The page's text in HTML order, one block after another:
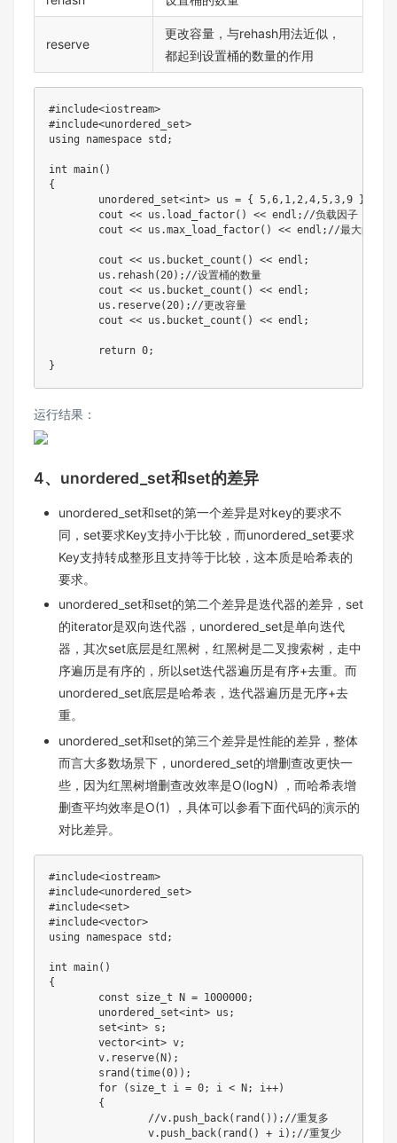
reserve
更改容量，与rehash用法近似，
都起到设置桶的数量的作用
#include<iostream>
#include<unordered_set>
using
namespace std ;
int main( )
{
	unordered_set
<int> us = { 5 ,6 , 1 , 2 ,4 ,5 ,3 ,9 }
	cout
<< us . load_factor( ) << endl ; //负载因子
	cout
<< us .max_load_factor( ) << endl ; //最大的负载
	cout
<< us . bucket_count ( ) << endl ;
	us
. rehash( 20) ; //设置桶的数量
	cout
<< us . bucket_count ( ) << endl ;
	us
. reserve( 20) ; //更改容量
	cout
<< us . bucket_count ( ) << endl ;
return 0;
}
运行结果：
4、unordered_set和set的差异
unordered_set和set的第⼀个差异是对key的要求不
同，set要求Key⽀持⼩于⽐较，⽽unordered_set要求
Key⽀持转成整形且⽀持等于⽐较，这本质是哈希表的
要求。
unordered_set和set的第⼆个差异是迭代器的差异，set
的iterator是双向迭代器，unordered_set是单向迭代
器，其次set底层是红⿊树，红⿊树是⼆叉搜索树，⾛中
序遍历是有序的，所以set迭代器遍历是有序+去重。⽽
unordered_set底层是哈希表，迭代器遍历是⽆序+去
重。
unordered_set和set的第三个差异是性能的差异，整体
⽽⾔⼤多数场景下，unordered_set的增删查改更快⼀
些，因为红⿊树增删查改效率是O(logN) ，⽽哈希表增
删查平均效率是O(1) ，具体可以参看下⾯代码的演⽰的
对⽐差异。
#include<iostream>
#include<unordered_set>
#include<set>
#include<vector>
using
namespace std ;
int main( )
{
const size_t N = 1000000;
	unordered_set
<int> us ;
	set
<int> s ;
	vector
<int> v;
	v
. reserve(N) ;
srand (time(0) ) ;
for
( size_t i = 0; i < N; i++)
{
//v.push_back(rand());//重复多
		v
. push_back( rand ( ) + i ) ; //重复少